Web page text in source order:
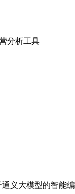
分析工具
义大模型的智能